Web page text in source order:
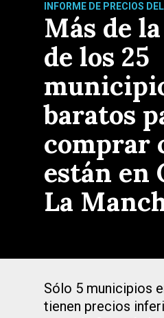
INFORME DE PRECIOS
Más de
de los 25
baratos
comprar
están en
La
Sólo 5 municipios
tienen precios